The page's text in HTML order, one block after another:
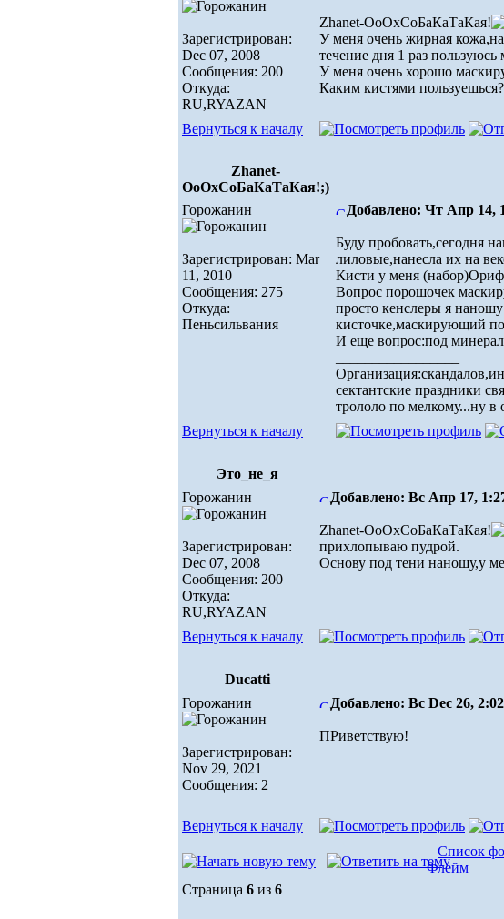
Зарегистрирован:
Dec 07, 2008
Сообщения: 200
Откуда:
RU,RYAZAN
Zhanet-ОоОхСоБаКаТаКая!
У меня очень жирная
течение дня 1 раз
У меня очень хорошо
Каким кистями пользуешься?
Вернуться к началу
Zhanet-
ОоОхСоБаКаТаКая!;)
Горожанин
Зарегистрирован: Mar
11, 2010
Сообщения: 275
Откуда:
Пеньсильвания
Добавлено: Чт Апр 14,
Буду пробовать,сегодня
лиловые,нанесла их на
Кисти у меня
Вопрос порошочек
просто кенслеры я
кисточке,маскирующий
И еще вопрос:под
сектантские праздники
трололо по мелкому...ну в
Вернуться к началу
Это_не_я
Горожанин
Зарегистрирован:
Dec 07, 2008
Сообщения: 200
Откуда:
RU,RYAZAN
Добавлено: Вс Апр 17,
Zhanet-ОоОхСоБаКаТаКая!
прихлопываю пудрой.
Основу под тени наношу,у
Вернуться к началу
Ducatti
Горожанин
Зарегистрирован:
Nov 29, 2021
Сообщения: 2
Добавлено: Вс Dec 26, 2:02
ПРиветствую!
Вернуться к началу
Список
Флейм
Страница 6 из 6